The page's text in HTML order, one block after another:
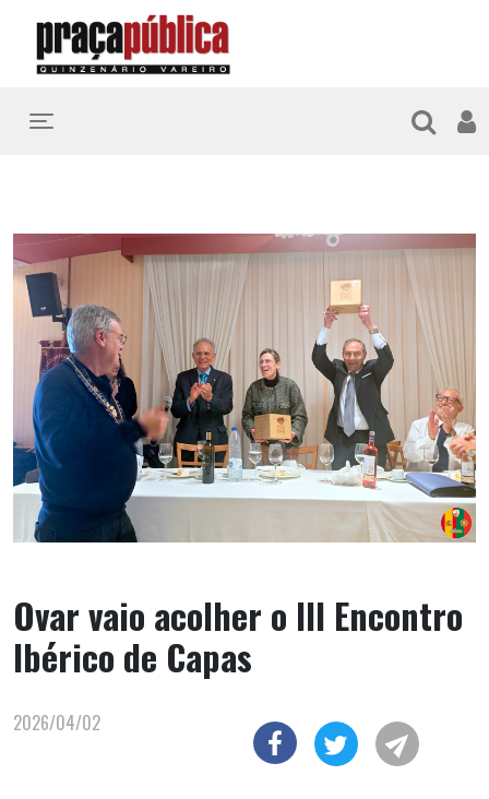
Toggle navigation
Ovar vaio acolher o III Encontro
Ibérico de Capas
2026/04/02